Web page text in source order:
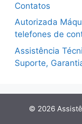
Contatos
Autorizada
telefones de
Assistência
Suporte,
© 2026